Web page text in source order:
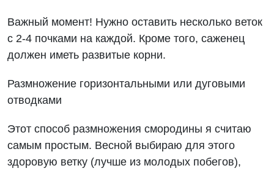
Важный момент! Нужно оставить несколько веток
с 2-4 почками на каждой. Кроме того, саженец
должен иметь развитые корни.
Размножение горизонтальными или дуговыми
отводками
Этот способ размножения смородины я считаю
самым простым. Весной выбираю для этого
здоровую ветку (лучше из молодых побегов),